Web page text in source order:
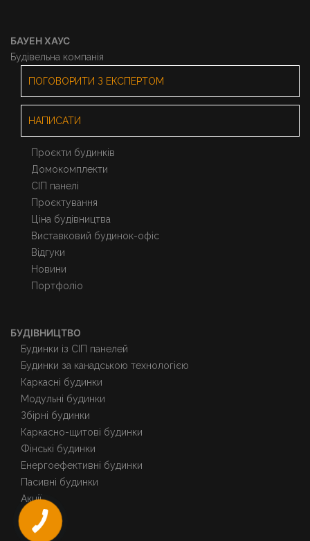
БАУЕН ХАУС
Будівельна компанія
ПОГОВОРИТИ З ЕКСПЕРТОМ
НАПИСАТИ
Проєкти будинків
Домокомплекти
СІП панелі
Проєктування
Ціна будівництва
Виставковий будинок-офіс
Відгуки
Новини
Портфоліо
БУДІВНИЦТВО
Будинки із СІП панелей
Будинки за канадською технологією
Каркасні будинки
Модульні будинки
Збірні будинки
Каркасно-щитові будинки
Фінські будинки
Енергоефективні будинки
Пасивні будинки
Акції